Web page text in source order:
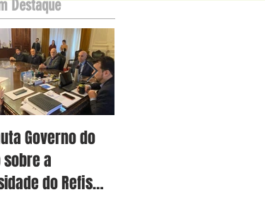
Destaque
Governo do
sobre a
do Refis